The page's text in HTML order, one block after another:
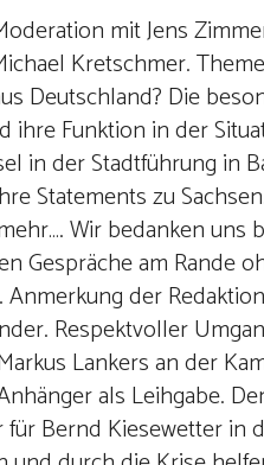
mit Jens
Kretschmer.
Deutschland? Die
ihre Funktion in der
in der Stadtführung in
Statements zu
Wir bedanken
Gespräche am Rande
der
Respektvoller
Lankers an der
als Leihgabe.
für Bernd Kiesewetter